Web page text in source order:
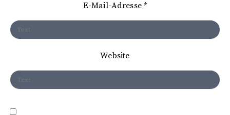
o
E-Mail-Adresse*
Website